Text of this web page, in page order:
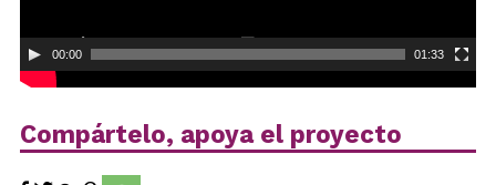
00:00 01:33
Compártelo, apoya el proyecto